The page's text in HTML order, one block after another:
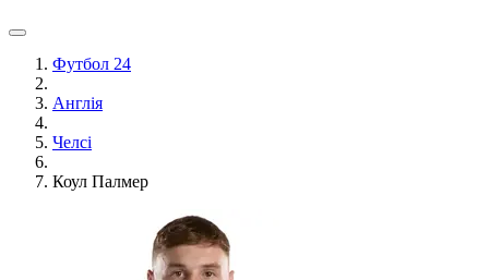
Футбол 24
Англія
Челсі
Коул Палмер